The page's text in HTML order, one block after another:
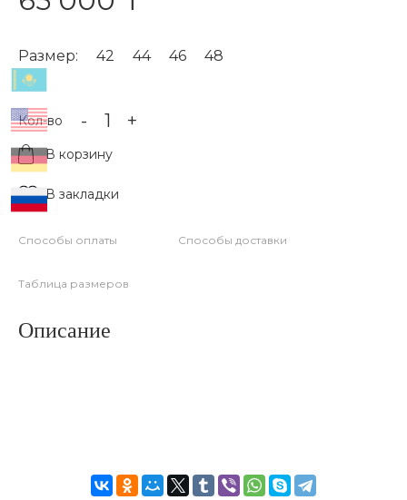
Размер: 42 44 46 48
Кол-во - +
В корзину
В закладки
Способы оплаты Способы доставки
Таблица размеров
Описание